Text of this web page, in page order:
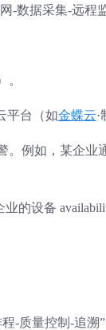
-数据采集-远程监
平台（如金蝶云
。例如，某企业
的设备
-质量控制-追溯”